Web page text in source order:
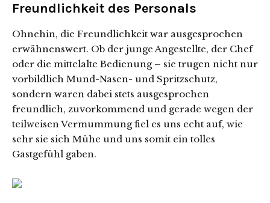
Freundlichkeit des Personals
Ohnehin, die Freundlichkeit war ausgesprochen
erwähnenswert. Ob der junge Angestellte, der Chef
oder die mittelalte Bedienung – sie trugen nicht nur
vorbildlich Mund-Nasen- und Spritzschutz,
sondern waren dabei stets ausgesprochen
freundlich, zuvorkommend und gerade wegen der
teilweisen Vermummung fiel es uns echt auf, wie
sehr sie sich Mühe und uns somit ein tolles
Gastgefühl gaben.